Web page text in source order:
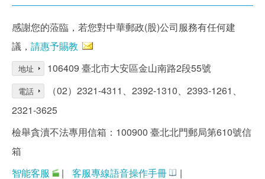
感謝您的蒞臨，若您對中華郵政(股)公司服務有任何建
議， 請惠予賜教
地址 106409 臺北市大安區金山南路2段55號
電話
（02）2321-4311、2392-1310、2393-1261、
2321-3625
檢舉貪瀆不法專用信箱：100900 臺北北門郵局第610號信
箱
智能客服
| 客服專線語音操作手冊 |